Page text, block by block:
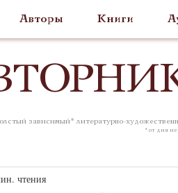
Авторы Книги
зависимый* литературно-
* от дня
чтения